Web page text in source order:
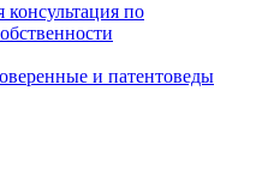
по
и патентоведы